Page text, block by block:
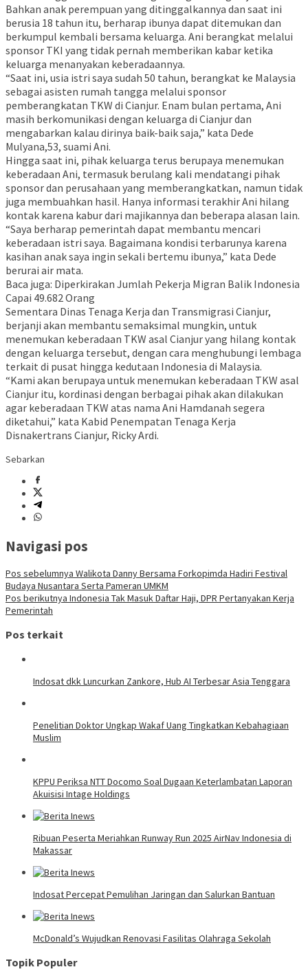
Bahkan anak perempuan yang ditinggalkannya dan saat ini
berusia 18 tahun itu, berharap ibunya dapat ditemukan dan
berkumpul kembali bersama keluarga. Ani berangkat melalui
sponsor TKI yang tidak pernah memberikan kabar ketika
keluarga menanyakan keberadaannya.
“Saat ini, usia istri saya sudah 50 tahun, berangkat ke Malaysia
sebagai asisten rumah tangga melalui sponsor
pemberangkatan TKW di Cianjur. Enam bulan pertama, Ani
masih berkomunikasi dengan keluarga di Cianjur dan
mengabarkan kalau dirinya baik-baik saja,” kata Dede
Mulyana,53, suami Ani.
Hingga saat ini, pihak keluarga terus berupaya menemukan
keberadaan Ani, termasuk berulang kali mendatangi pihak
sponsor dan perusahaan yang memberangkatkan, namun tidak
juga membuahkan hasil. Hanya informasi terakhir Ani hilang
kontak karena kabur dari majikannya dan beberapa alasan lain.
“Saya berharap pemerintah dapat membantu mencari
keberadaan istri saya. Bagaimana kondisi terbarunya karena
kasihan anak saya ingin sekali bertemu ibunya,” kata Dede
berurai air mata.
Baca juga: Diperkirakan Jumlah Pekerja Migran Balik Indonesia
Capai 49.682 Orang
Sementara Dinas Tenaga Kerja dan Transmigrasi Cianjur,
berjanji akan membantu semaksimal mungkin, untuk
menemukan keberadaan TKW asal Cianjur yang hilang kontak
dengan keluarga tersebut, dengan cara menghubungi lembaga
terkait di pusat hingga kedutaan Indonesia di Malaysia.
“Kami akan berupaya untuk menemukan keberadaan TKW asal
Cianjur itu, kordinasi dengan berbagai pihak akan dilakukan
agar keberadaan TKW atas nama Ani Hamdanah segera
diketahui,” kata Kabid Penempatan Tenaga Kerja
Disnakertrans Cianjur, Ricky Ardi.
Sebarkan
Navigasi pos
Pos sebelumnya Walikota Danny Bersama Forkopimda Hadiri Festival
Budaya Nusantara Serta Pameran UMKM
Pos berikutnya Indonesia Tak Masuk Daftar Haji, DPR Pertanyakan Kerja
Pemerintah
Pos terkait
Indosat dkk Luncurkan Zankore, Hub AI Terbesar Asia Tenggara
Penelitian Doktor Ungkap Wakaf Uang Tingkatkan Kebahagiaan
Muslim
KPPU Periksa NTT Docomo Soal Dugaan Keterlambatan Laporan
Akuisisi Intage Holdings
Ribuan Peserta Meriahkan Runway Run 2025 AirNav Indonesia di
Makassar
Indosat Percepat Pemulihan Jaringan dan Salurkan Bantuan
McDonald’s Wujudkan Renovasi Fasilitas Olahraga Sekolah
Topik Populer